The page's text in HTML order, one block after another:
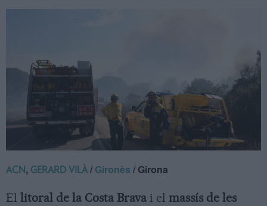
ACN, GERARD VILÀ/Gironès / Girona
El litoral de la Costa Brava i el massís de les